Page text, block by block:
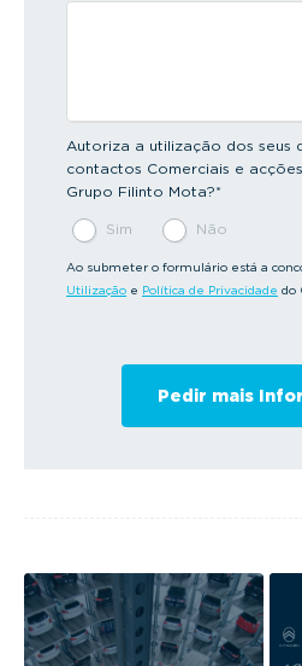
Autoriza a utilização dos seus
contactos Comerciais e
Grupo Filinto Mota?*
Sim Não
Ao submeter o formulário está a
Utilização e Política de Privacidade do